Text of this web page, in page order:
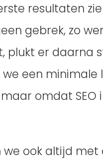
resultaten
gebrek, zo
plukt er daarna
een
omdat
ook altijd met